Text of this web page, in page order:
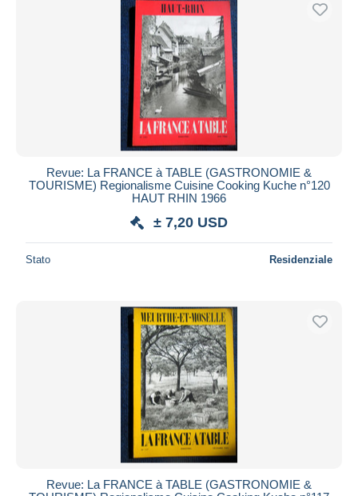
Revue: La FRANCE à TABLE (GASTRONOMIE &
TOURISME) Regionalisme Cuisine Cooking Kuche n°120
HAUT RHIN 1966
± 7,20 USD
Stato Residenziale
Revue: La FRANCE à TABLE (GASTRONOMIE &